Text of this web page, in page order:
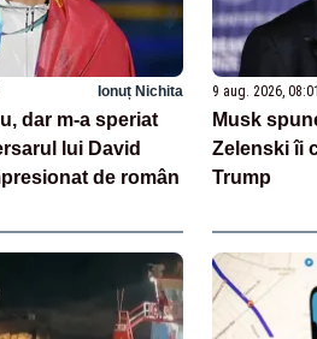
Ionuț Nichita
dar m-a speriat
lui David
de român
9 aug. 2026, 08:01
Musk
Zelenski îi
Trump